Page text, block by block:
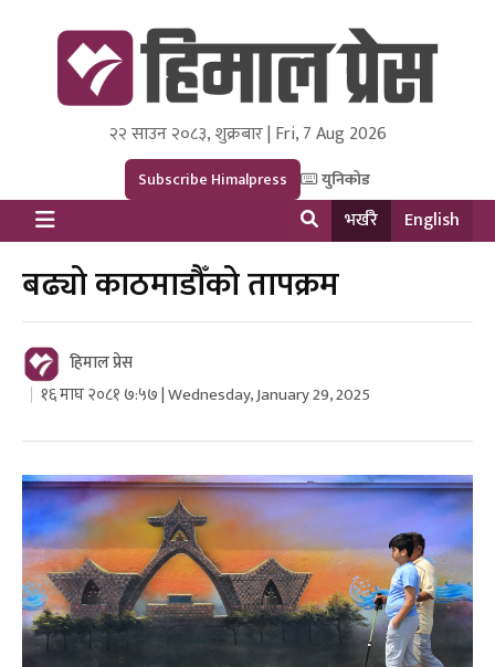
Himal Press
Dot NewsyNepal Media and Research Pvt Ltd.
२२ साउन २०८३, शुक्रबार | Fri, 7 Aug 2026
Subscribe Himalpress युनिकोड
भर्खरै English
बढ्यो काठमाडौँको तापक्रम
हिमाल प्रेस
१६ माघ २०८१ ७:५७ | Wednesday, January 29, 2025